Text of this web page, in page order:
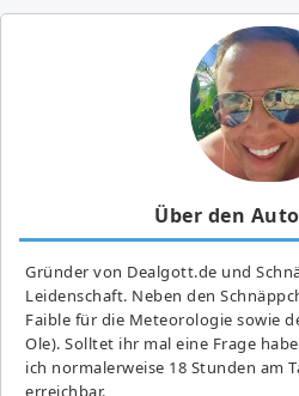
Über den
Gründer von Dealgott.de und
Leidenschaft. Neben den
Fai­ble für die Meteorologie sowie
Ole). Solltet ihr mal eine Frage
ich normalerweise 18 Stunden am
erreichbar.